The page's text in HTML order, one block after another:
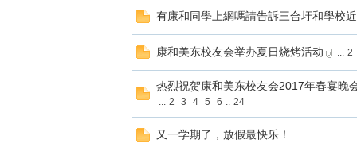
有康和同學上網嗎請告訴三合圩和學校
康和美东校友会举办夏日烧烤活动 ... 2
热烈祝贺康和美东校友会2017年春宴晚
... 2 3 4 5 6 .. 24
又一学期了，放假最快乐！